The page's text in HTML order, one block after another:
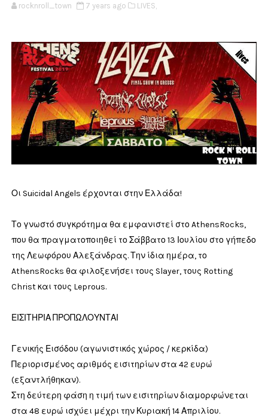
rocknroll_town 7 years ago LIVES,
Οι Suicidal Angels έρχονται στην Ελλάδα!
Το γνωστό συγκρότημα θα εμφανιστεί στο AthensRocks,
που θα πραγματοποιηθεί το Σάββατο 13 Ιουλίου στο γήπεδο
της Λεωφόρου Αλεξάνδρας. Την ίδια ημέρα, το
AthensRocks θα φιλοξενήσει τους Slayer, τους Rotting
Christ και τους Leprous.
ΕΙΣΙΤΗΡΙΑ ΠΡΟΠΩΛΟΥΝΤΑΙ
Γενικής Εισόδου (αγωνιστικός χώρος / κερκίδα)
Περιορισμένος αριθμός εισιτηρίων στα 42 ευρώ
(εξαντλήθηκαν).
Στη δεύτερη φάση η τιμή των εισιτηρίων διαμορφώνεται
στα 48 ευρώ ισχύει μέχρι την Κυριακή 14 Απριλίου.